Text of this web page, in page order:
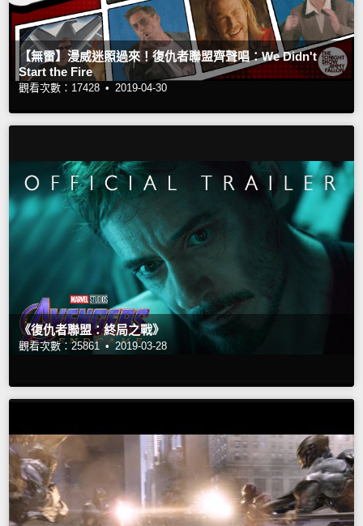
【無雷】漫威迷照過來！復仇者聯盟齊聲唱：We Didn't
Start the Fire
觀看次數：17428 • 2019-04-30
《復仇者聯盟：終局之戰》
觀看次數：25861 • 2019-03-28